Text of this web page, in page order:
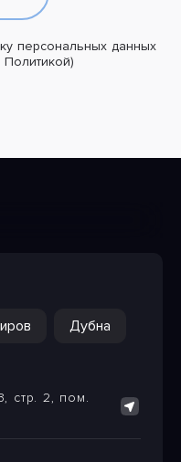
персональных данных
Дубна
стр. 2, пом.